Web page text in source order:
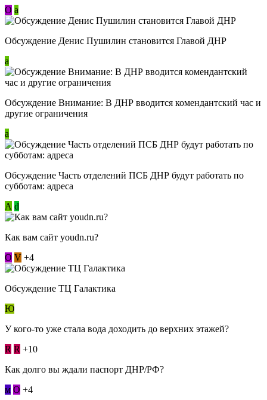
О a
Обсуждение Денис Пушилин становится Главой ДНР
a
Обсуждение Внимание: В ДНР вводится комендантский час и
другие ограничения
a
Обсуждение Часть отделений ПСБ ДНР будут работать по
субботам: адреса
А d
Как вам сайт youdn.ru?
О V +4
Обсуждение ТЦ Галактика
Ю
У кого-то уже стала вода доходить до верхних этажей?
R R +10
Как долго вы ждали паспорт ДНР/РФ?
м О +4